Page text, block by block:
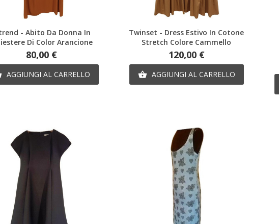
Anteprima
- Abito Da Donna In
Di Color Arancione
Prezzo
80,00 €
AGGIUNGI AL CARRELLO
Anteprima
Twinset - Dress Estivo In Cotone
Stretch Colore Cammello
Prezzo
120,00 €
 AGGIUNGI AL CARRELLO